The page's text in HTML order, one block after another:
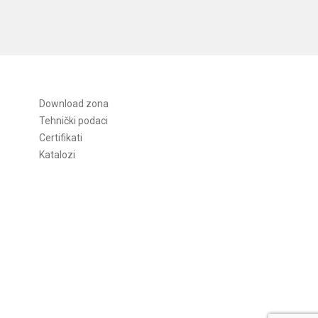
Download zona
Tehnički podaci
Certifikati
Katalozi